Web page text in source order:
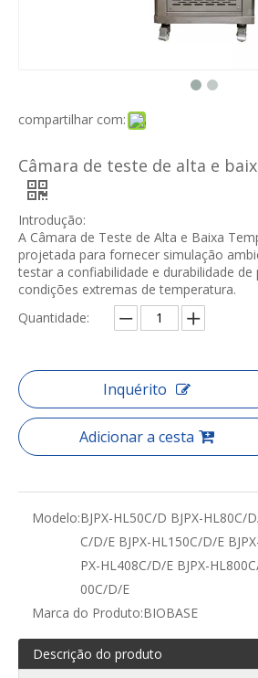
compartilhar com:
Câmara de teste de alta e
Introdução:
A Câmara de Teste de Alta e Baixa
projetada para fornecer simulação
testar a confiabilidade e durabilidade
condições extremas de temperatura.
Quantidade:
Inquérito
Adicionar a cesta
Modelo:BJPX-HL50C/D BJPX-HL80C/
C/D/E BJPX-HL150C/D/E
PX-HL408C/D/E BJPX-
00C/D/E
Marca do Produto:BIOBASE
Descrição do produto